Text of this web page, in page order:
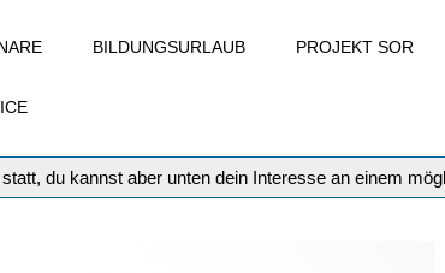
BILDUNGSURLAUB PROJEKT SOR
du kannst aber unten dein Interesse an einem